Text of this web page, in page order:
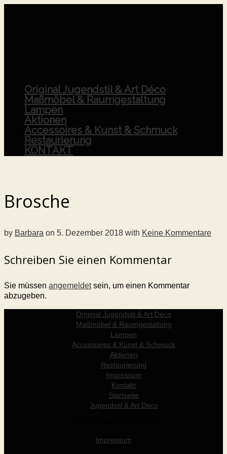
Original Jugendstil & Art Déco
Maßmöbel & Raumgestaltung
Lampen
Aktionen
Accessoires & Kunst & Schmuck
Restaurierung
KONTAKT
Brosche
by Barbara on 5. Dezember 2018 with Keine Kommentare
Schreiben Sie einen Kommentar
Sie müssen angemeldetsein, um einen Kommentar
abzugeben.
Original Jugendstil & Art Déco
Maßmöbel & Raumgestaltung
Lampen
Accessoires & Kunst & Schmuck
Aktionen
Restaurierung
Impressum
Kontakt
Startseite
Jugendstil & Art Deco
Impressum